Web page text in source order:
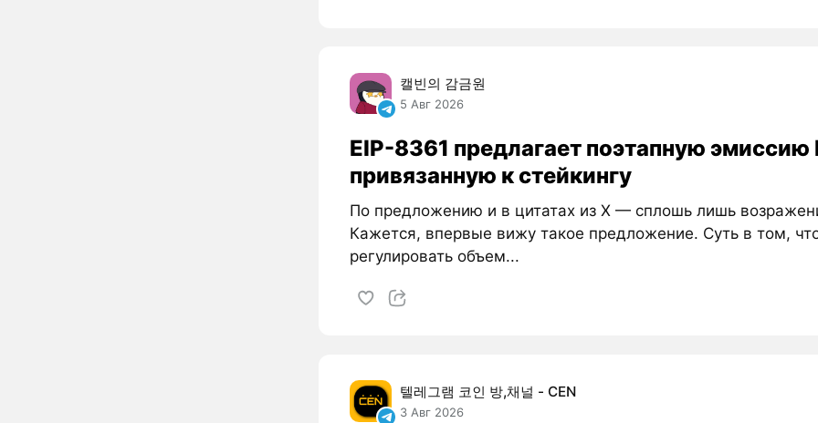
캘빈의 감금원
5 Авг 2026
EIP-8361 предлагает поэтапную эмиссию
привязанную к стейкингу
По предложению и в цитатах из X — сплошь лишь
Кажется, впервые вижу такое предложение. Суть в том,
регулировать объем...
텔레그램 코인 방,채널 - CEN
3 Авг 2026